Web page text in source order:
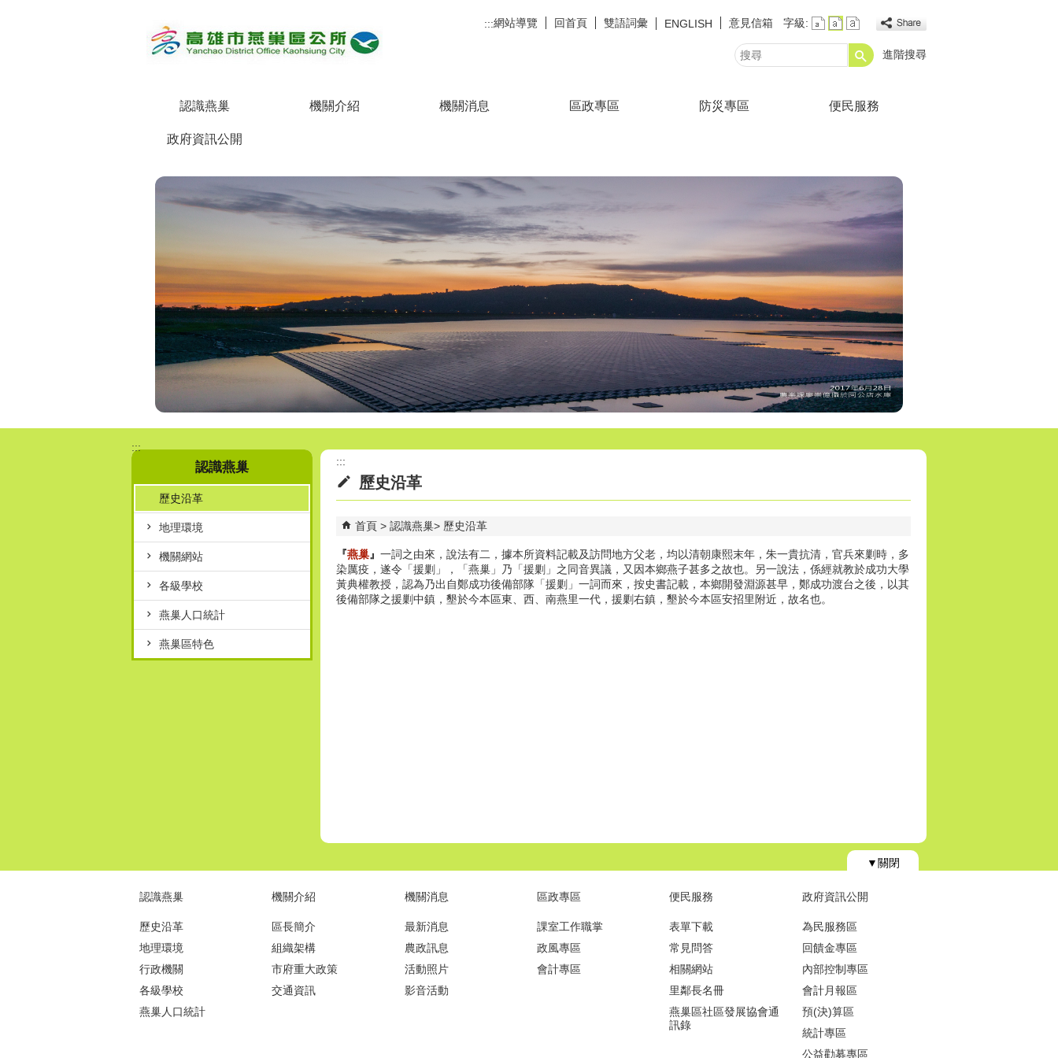
:::網站導覽 回首頁 雙語詞彙 ENGLISH 意見信箱 字級:
搜
進階搜尋
認識燕巢 機關介紹 機關消息 區政專區 防災專區 便民服務
政府資訊公開
:::
認識燕巢
歷史沿革
地理環境
機關網站
各級學校
燕巢人口統計
燕巢區特色
:::
歷史沿革
首頁 認識燕巢 歷史沿革
『燕巢』 一詞之由來，說法有二，據本所資料記載及訪問地方父老，均以清朝康熙末年，朱一貴抗清，官兵來剿時，多
染厲疫，遂令「援剿」，「燕巢」乃「援剿」之同音異議，又因本鄉燕子甚多之故也。另一說法，係經就教於成功大學
黃典權教授，認為乃出自鄭成功後備部隊「援剿」一詞而來，按史書記載，本鄉開發淵源甚早，鄭成功渡台之後，以其
後備部隊之援剿中鎮，墾於今本區東、西、南燕里一代，援剿右鎮，墾於今本區安招里附近，故名也。
▼關閉
認識燕巢
歷史沿革
地理環境
行政機關
各級學校
燕巢人口統計
機關介紹
區長簡介
組織架構
市府重大政策
交通資訊
機關消息
最新消息
農政訊息
活動照片
影音活動
區政專區
課室工作職掌
政風專區
會計專區
便民服務
表單下載
常見問答
相關網站
里鄰長名冊
燕巢區社區發展協會通
訊錄
政府資訊公開
為民服務區
回饋金專區
內部控制專區
會計月報區
預(決)算區
統計專區
公益勸募專區